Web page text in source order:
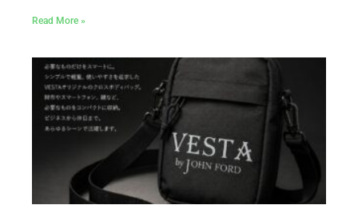
Read More »